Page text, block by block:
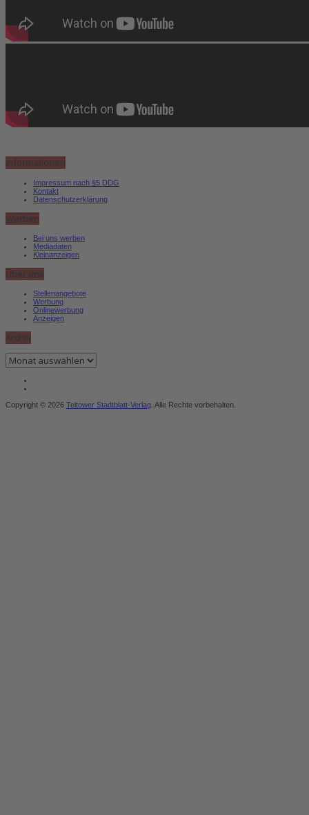
Informationen
Impressum nach §5 DDG
Kontakt
Datenschutzerklärung
Werben
Bei uns werben
Mediadaten
Kleinanzeigen
Über uns
Stellenangebote
Werbung
Onlinewerbung
Anzeigen
Archiv
Archiv
Copyright © 2026 Teltower Stadtblatt-Verlag . Alle Rechte vorbehalten.